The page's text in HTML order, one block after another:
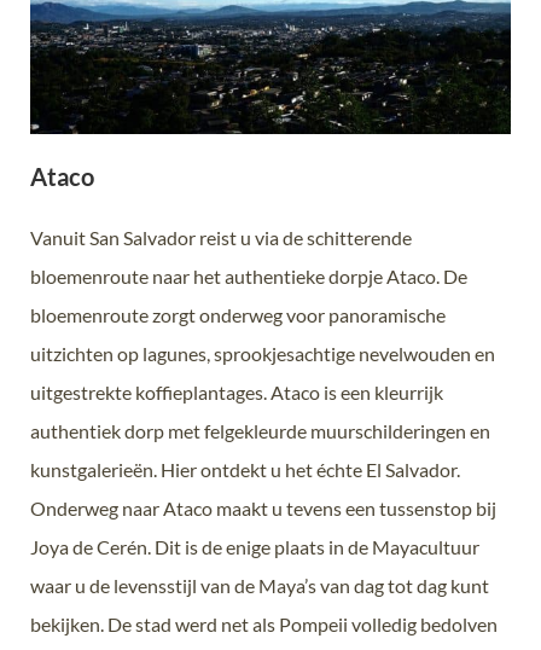
Ataco
Vanuit San Salvador reist u via de schitterende
bloemenroute naar het authentieke dorpje Ataco. De
bloemenroute zorgt onderweg voor panoramische
uitzichten op lagunes, sprookjesachtige nevelwouden en
uitgestrekte koffieplantages. Ataco is een kleurrijk
authentiek dorp met felgekleurde muurschilderingen en
kunstgalerieën. Hier ontdekt u het échte El Salvador.
Onderweg naar Ataco maakt u tevens een tussenstop bij
Joya de Cerén. Dit is de enige plaats in de Mayacultuur
waar u de levensstijl van de Maya’s van dag tot dag kunt
bekijken. De stad werd net als Pompeii volledig bedolven